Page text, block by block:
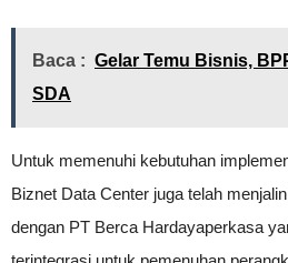
Baca : Gelar Temu Bisnis,
SDA
Untuk memenuhi kebutuhan
Biznet Data Center juga telah
dengan PT Berca Hardayaperkasa